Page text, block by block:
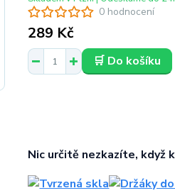
0 hodnocení
289 Kč
🛒 Do košíku
Nic určitě nezkazíte, když